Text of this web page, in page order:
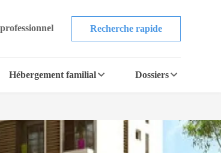
Recherche rapide
Hébergement familial Dossiers